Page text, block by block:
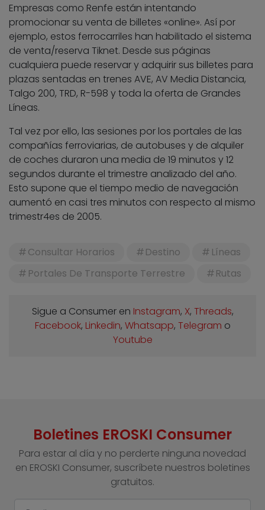
Empresas como Renfe están intentando
promocionar su venta de billetes «online». Así por
ejemplo, estos ferrocarriles han habilitado el sistema
de venta/reserva Tiknet. Desde sus páginas
cualquiera puede reservar y adquirir sus billetes para
plazas sentadas en trenes AVE, AV Media Distancia,
Talgo 200, TRD, R-598 y toda la oferta de Grandes
Líneas.
Tal vez por ello, las sesiones por los portales de las
compañías ferroviarias, de autobuses y de alquiler
de coches duraron una media de 19 minutos y 12
segundos durante el trimestre analizado del año.
Esto supone que el tiempo medio de navegación
aumentó en casi tres minutos con respecto al mismo
trimestr4es de 2005.
Consultar Horarios Destino
Líneas
Portales De Transporte Terrestre
Rutas
Sigue a Consumer en Instagram, X, Threads,
Facebook, Linkedin, Whatsapp, Telegram o
Youtube
Boletines EROSKI Consumer
Para estar al día y no perderte ninguna novedad
en EROSKI Consumer, suscríbete nuestros boletines
gratuitos.